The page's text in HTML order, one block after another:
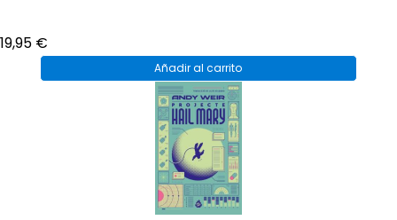
19,95 €
Añadir al carrito